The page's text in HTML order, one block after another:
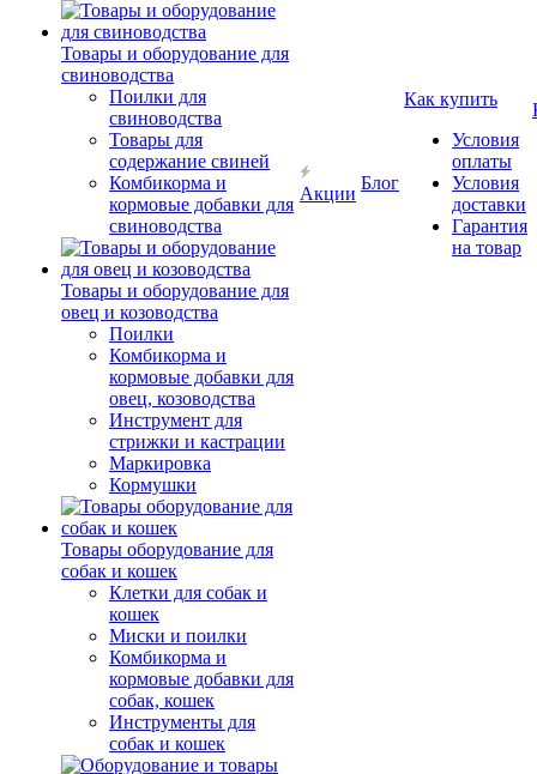
Товары и оборудование для
свиноводства
Поилки для
свиноводства
Товары для
содержание свиней
Комбикорма и
кормовые добавки для
свиноводства
Товары и оборудование для
овец и козоводства
Поилки
Комбикорма и
кормовые добавки для
овец, козоводства
Инструмент для
стрижки и кастрации
Маркировка
Кормушки
Товары оборудование для
собак и кошек
Клетки для собак и
кошек
Миски и поилки
Комбикорма и
кормовые добавки для
собак, кошек
Инструменты для
собак и кошек
Акции
Блог
Как купить
Условия
оплаты
Условия
доставки
Гарантия
на товар